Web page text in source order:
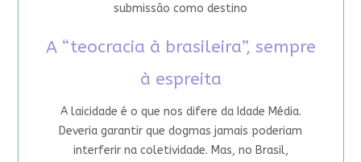
submissão como destino
A “teocracia à brasileira”, sempre
à espreita
A laicidade é o que nos difere da Idade Média.
Deveria garantir que dogmas jamais poderiam
interferir na coletividade. Mas, no Brasil,